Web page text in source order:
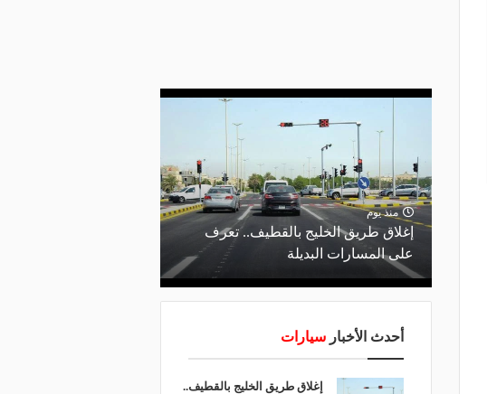
سيارة Lamborghini Veneno
منذ يوم
إغلاق طريق الخليج بالقطيف.. تعرف
على المسارات البديلة
أحدث الأخبار سيارات
إغلاق طريق الخليج بالقطيف..